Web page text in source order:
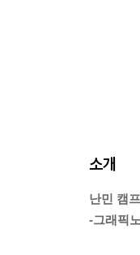
소개
난민 캠
-그래픽